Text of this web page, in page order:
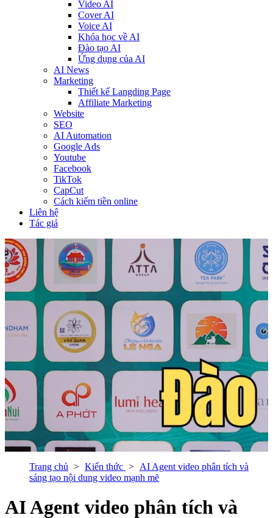
Video AI
Cover AI
Voice AI
Khóa học về AI
Đào tạo AI
Ứng dụng của AI
AI News
Marketing
Thiết kế Langding Page
Affiliate Marketing
Website
SEO
AI Automation
Google Ads
Youtube
Facebook
TikTok
CapCut
Cách kiếm tiền online
Liên hệ
Tác giả
Trang chủ Kiến thức
AI Agent video phân tích và
sáng tạo nội dung video mạnh mẽ
AI Agent video phân tích và